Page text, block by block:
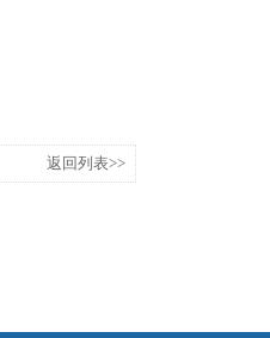
返回列表>>